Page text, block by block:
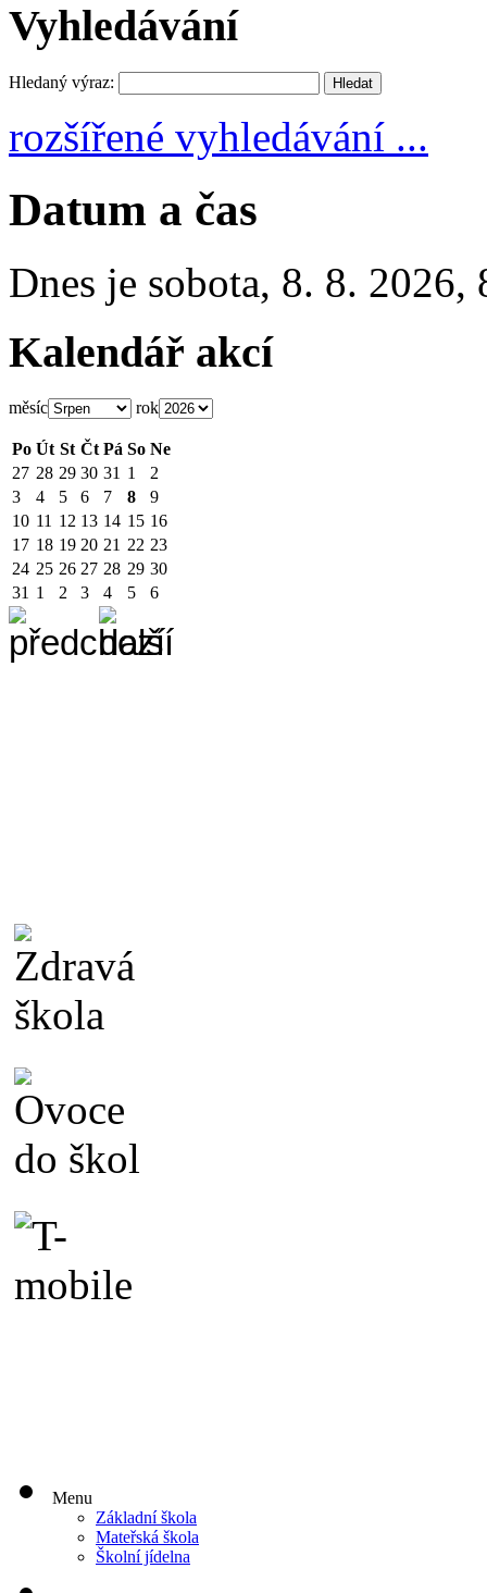
Vyhledávání
Hledaný výraz:
rozšířené vyhledávání ...
Datum a čas
Dnes je sobota, 8. 8. 2026,
Kalendář akcí
měsíc rok
Po Út St Čt Pá So Ne
27 28 29 30 31 1
2
3
4 5 6 7 8
9
10 11 12 13 14 15 16
17 18 19 20 21 22 23
24 25 26 27 28 29 30
31 1 2 3 4 5 6
Menu
Základní škola
Mateřská škola
Školní jídelna